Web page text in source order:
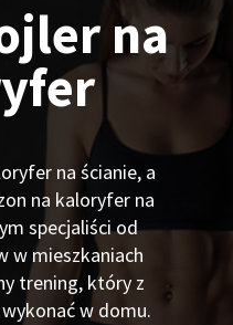
na
na ścianie, a
na kaloryfer na
specjaliści od
w mieszkaniach
trening, który z
w domu.